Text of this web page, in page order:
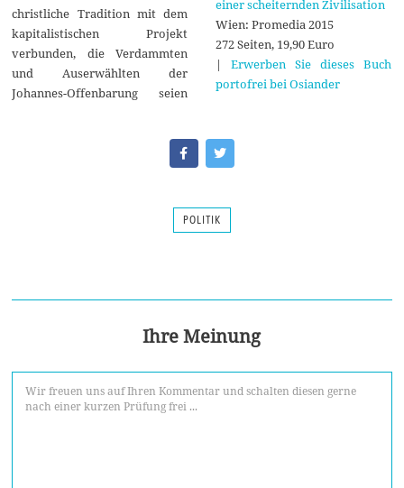
christliche Tradition mit dem
kapitalistischen Projekt
verbunden, die Verdammten
und Auserwählten der
Johannes-Offenbarung seien
einer scheiternden Zivilisation
Wien: Promedia 2015
272 Seiten, 19,90 Euro
| Erwerben Sie dieses Buch
portofrei bei Osiander
POLITIK
Ihre Meinung